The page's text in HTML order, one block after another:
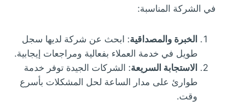
في الشركة المناسبة:
الخبرة والمصداقية: ابحث عن شركة لديها سجل
طويل في خدمة العملاء بفعالية ومراجعات إيجابية.
الاستجابة السريعة: الشركات الجيدة توفر خدمة
طوارئ على مدار الساعة لحل المشكلات بأسرع
وقت.